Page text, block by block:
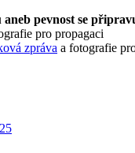
pevnost se
pro propagaci
zpráva a fotografie